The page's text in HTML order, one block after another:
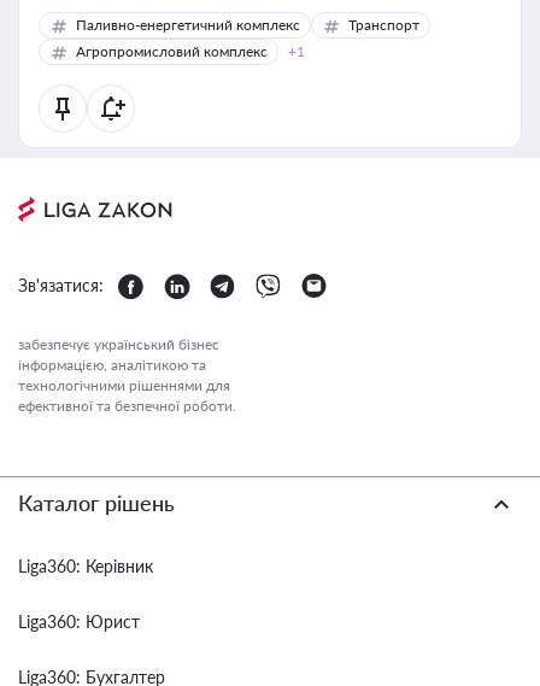
Паливно-енергетичний комплекс
Транспорт
Агропромисловий комплекс
+1
Зв'язатися:
забезпечує український бізнес
інформацією, аналітикою та
технологічними рішеннями для
ефективної та безпечної роботи.
Каталог рішень
Liga360: Керівник
Liga360: Юрист
Liga360: Бухгалтер